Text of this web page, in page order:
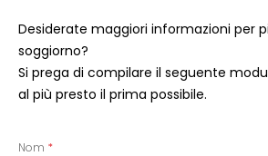
Desiderate maggiori informazioni per
soggiorno?
Si prega di compilare il seguente
al più presto il prima possibile.
Nom